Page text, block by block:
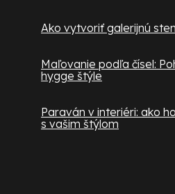
Ako vytvoriť galerijnú
Maľovanie podľa čísel:
hygge štýle
Paraván v interiéri: ako
s vašim štýlom